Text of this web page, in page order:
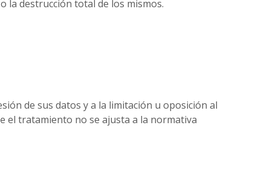
la destrucción total de los mismos.
de sus datos y a la limitación u oposición al
el tratamiento no se ajusta a la normativa